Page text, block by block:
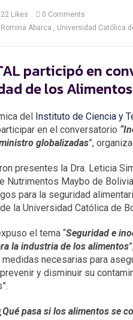
Likes
0 Comments
Romina Abarca Universidad Católica
participó en
de los Alimentos
del Instituto de Ciencia y
en el conversatorio
globalizadas”,
presentes la Dra. Leticia
Nutrimentos Maybo de
para la seguridad
la Universidad Católica de
el tema “Seguridad e
la industria de los alimentos
necesarias para
y disminuir su
pasa si los alimentos se